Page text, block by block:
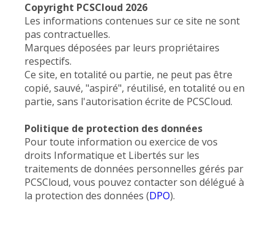
Copyright PCSCloud 2026
Les informations contenues sur ce site ne sont
pas contractuelles.
Marques déposées par leurs propriétaires
respectifs.
Ce site, en totalité ou partie, ne peut pas être
copié, sauvé, "aspiré", réutilisé, en totalité ou en
partie, sans l'autorisation écrite de PCSCloud.
Politique de protection des données
Pour toute information ou exercice de vos
droits Informatique et Libertés sur les
traitements de données personnelles gérés par
PCSCloud, vous pouvez contacter son délégué à
la protection des données (DPO).